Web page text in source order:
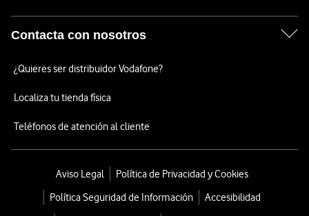
Contacta con nosotros
¿Quieres ser distribuidor Vodafone?
Localiza tu tienda física
Teléfonos de atención al cliente
Aviso Legal
Política de Privacidad y Cookies
Política Seguridad de Información
Accesibilidad